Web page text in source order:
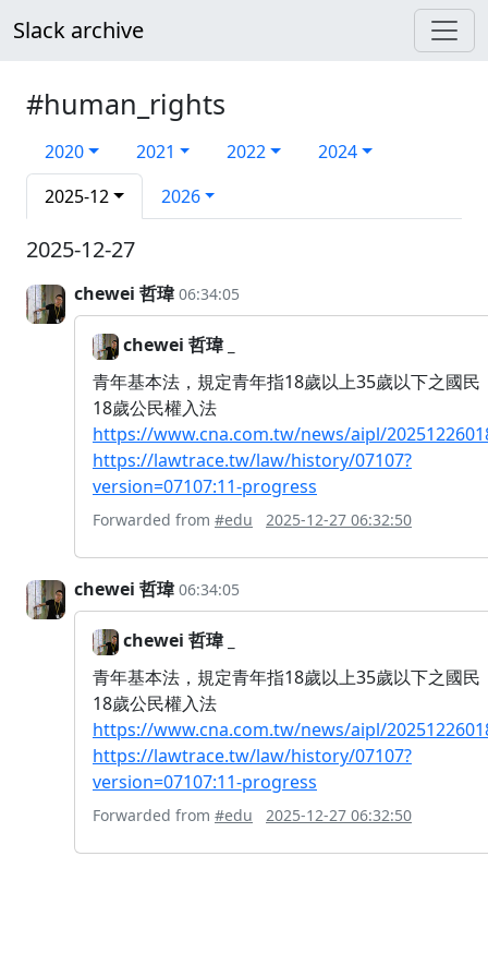
Slack archive
#human_rights
2020 2021 2022
2024
2025-12
2026
2025-12-27
chewei 哲瑋 06:34:05
chewei 哲瑋 _
青年基本法，規定青年指18歲以上35歲以下之國民
18歲公民權入法
https://www.cna.com.tw/news/aipl/
https://lawtrace.tw/law/history/07107?
version=07107:11-progress
Forwarded from #edu 2025-12-27 06:32:50
chewei 哲瑋 06:34:05
chewei 哲瑋 _
青年基本法，規定青年指18歲以上35歲以下之國民
18歲公民權入法
https://www.cna.com.tw/news/aipl/
https://lawtrace.tw/law/history/07107?
version=07107:11-progress
Forwarded from #edu 2025-12-27 06:32:50